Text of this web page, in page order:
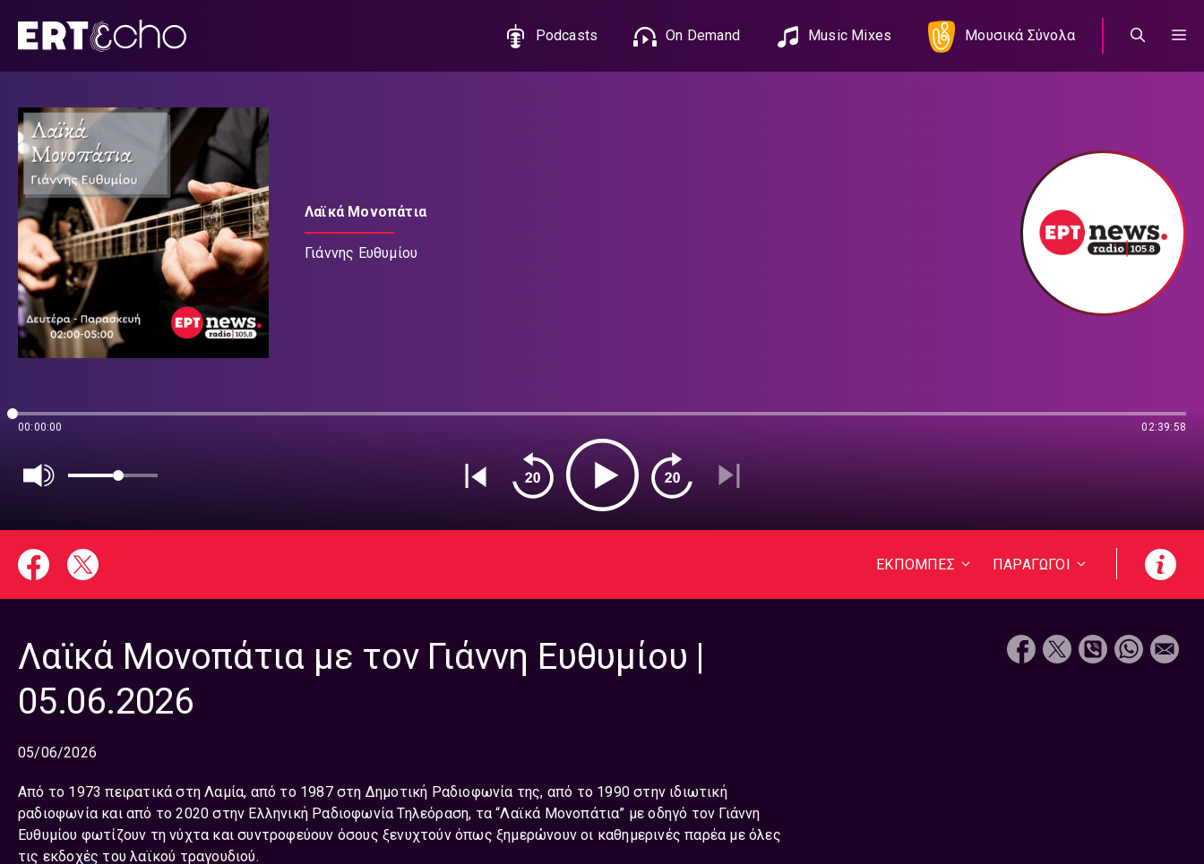
περιεχόμενο
Podcasts On Demand Music Mixes Μουσικά Σύνολα
Λαϊκά Μονοπάτια
Γιάννης Ευθυμίου
00:00:00 02:39:58
ΕΚΠΟΜΠΕΣ ΠΑΡΑΓΩΓΟΙ
Λαϊκά Μονοπάτια με τον Γιάννη Ευθυμίου |
05.06.2026
05/06/2026
Από το 1973 πειρατικά στη Λαμία, από το 1987 στη Δημοτική Ραδιοφωνία της, από το 1990 στην ιδιωτική
ραδιοφωνία και από το 2020 στην Ελληνική Ραδιοφωνία Τηλεόραση, τα “Λαϊκά Μονοπάτια” με οδηγό τον Γιάννη
Ευθυμίου φωτίζουν τη νύχτα και συντροφεύουν όσους ξενυχτούν όπως ξημερώνουν οι καθημερινές παρέα με όλες
τις εκδοχές του λαϊκού τραγουδιού.